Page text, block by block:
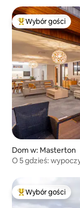
Najpopularniejsze
Wybór gości
Dom w: Masterton
​O 5 gdzieś:
Najpopularniejsze
Wybór gości